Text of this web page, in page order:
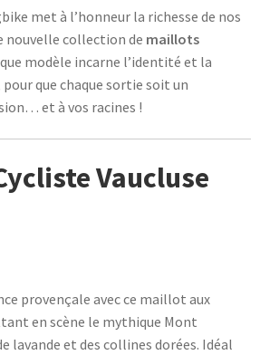
sur
la
page
du
produit
met à l’honneur la richesse de nos
nouvelle collection de maillots
modèle incarne l’identité et la
que chaque sortie soit un
et à vos racines !
Vaucluse
provençale avec ce maillot aux
en scène le mythique Mont
lavande et des collines dorées. Idéal